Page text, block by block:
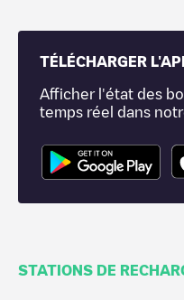
TÉLÉCHARGER
Afficher l'état des
temps réel dans
STATIONS DE